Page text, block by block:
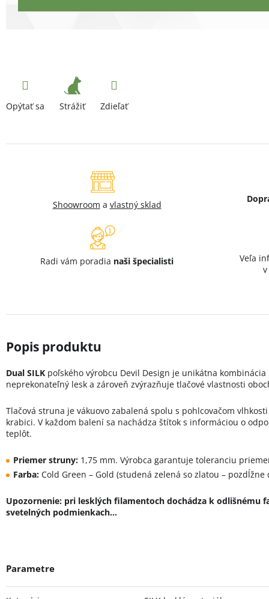
Opýtať sa Strážiť Zdieľať
Shoowroom a vlastný sklad
Radi vám poradia naši špecialisti
Veľa
v
Dual SILK poľského výrobcu Devil Design je unikátna kombinácia
neprekonateľný lesk a zároveň zvýrazňuje tlačové vlastnosti
Tlačová struna je vákuovo zabalená spolu s pohlcovačom
krabici. V každom balení sa nachádza štítok s informáciou o
teplôt.
Priemer struny: 1,75 mm. Výrobca garantuje toleranciu
Farba: Cold Green – Gold (studená zelená so zlatou –
Upozornenie: pri lesklých filamentoch dochádza k odlišnému
svetelných podmienkach…